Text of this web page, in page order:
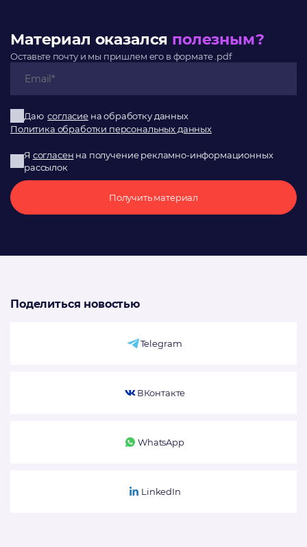
Материал оказался полезным?
Оставьте почту и мы пришлем его в формате .pdf
Даюсогласиена обработку данных
Политика обработки персональных данных
Я согласен на получение рекламно-информационных
рассылок
Получить материал
Поделиться новостью
Telegram
ВКонтакте
WhatsApp
LinkedIn